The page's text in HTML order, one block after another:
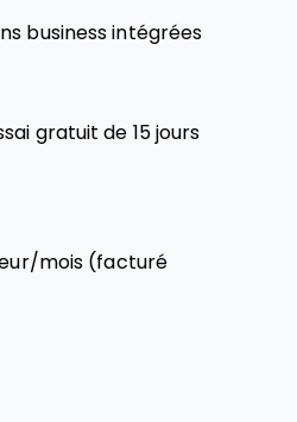
business intégrées
gratuit de 15 jours
mois (facturé